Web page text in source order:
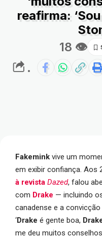
reafirma:
18 👁
.
Fakemink vive um
em exibir confiança. Aos
à revista Dazed, falou
com Drake — incluindo
canadense e a
‘Drake é gente boa,
me deu muitos conselhos